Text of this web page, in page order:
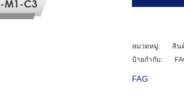
หมวดหมู่: สิน
ป้ายกำกับ:
FAG